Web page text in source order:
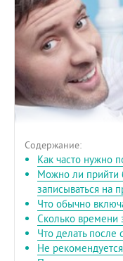
Содержание:
Как часто нужно
Можно ли прийти
записываться на
Что обычно
Сколько времени
Что делать после
Не